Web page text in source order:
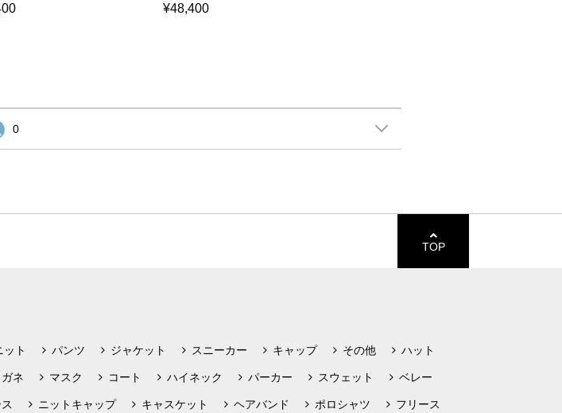
¥48,400
0
TOP
ット パンツ ジャケット スニーカー キャップ その他 ハット
ガネ マスク コート ハイネック パーカー スウェット ベレー
ニットキャップ キャスケット ヘアバンド ポロシャツ フリース